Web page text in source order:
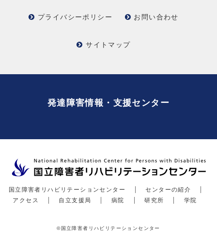
プライバシーポリシー お問い合わせ
サイトマップ
発達障害情報・支援センター
国立障害者リハビリテーションセンター
センターの紹介
アクセス
自立支援局 病院 研究所 学院
©国立障害者リハビリテーションセンター